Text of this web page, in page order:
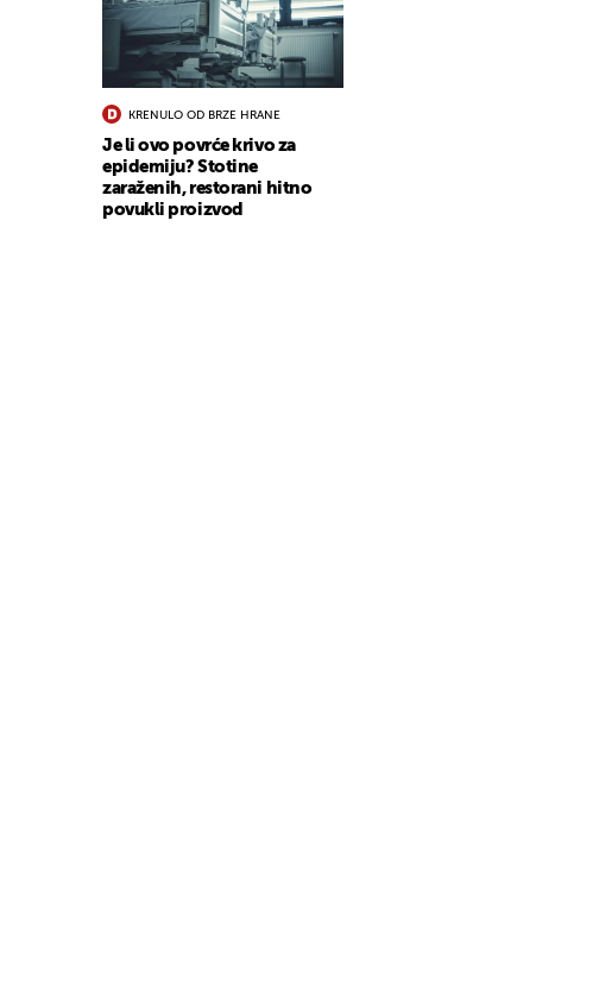
KRENULO OD BRZE HRANE
Je li ovo povrće krivo za
epidemiju? Stotine
zaraženih, restorani hitno
povukli proizvod